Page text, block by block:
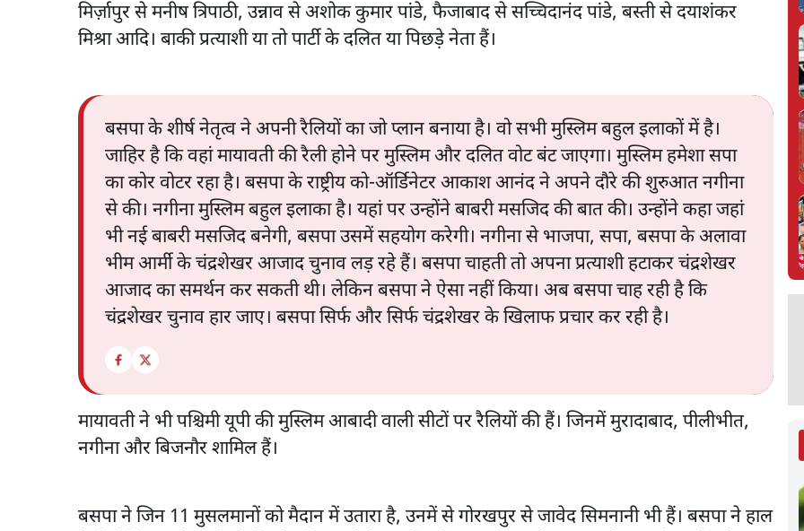
मिर्ज़ापुर से मनीष त्रिपाठी, उन्नाव से अशोक कुमार पांडे, फैजाबाद से सच्चिदानंद पांडे, बस्ती से दयाशंकर
मिश्रा आदि। बाकी प्रत्याशी या तो पार्टी के दलित या पिछड़े नेता हैं।
बसपा के शीर्ष नेतृत्व ने अपनी रैलियों का जो प्लान बनाया है। वो सभी मुस्लिम बहुल इलाकों में है।
जाहिर है कि वहां मायावती की रैली होने पर मुस्लिम और दलित वोट बंट जाएगा। मुस्लिम हमेशा सपा
का कोर वोटर रहा है। बसपा के राष्ट्रीय को-ऑर्डिनेटर आकाश आनंद ने अपने दौरे की शुरुआत नगीना
से की। नगीना मुस्लिम बहुल इलाका है। यहां पर उन्होंने बाबरी मसजिद की बात की। उन्होंने कहा जहां
भी नई बाबरी मसजिद बनेगी, बसपा उसमें सहयोग करेगी। नगीना से भाजपा, सपा, बसपा के अलावा
भीम आर्मी के चंद्रशेखर आजाद चुनाव लड़ रहे हैं। बसपा चाहती तो अपना प्रत्याशी हटाकर चंद्रशेखर
आजाद का समर्थन कर सकती थी। लेकिन बसपा ने ऐसा नहीं किया। अब बसपा चाह रही है कि
चंद्रशेखर चुनाव हार जाए। बसपा सिर्फ और सिर्फ चंद्रशेखर के खिलाफ प्रचार कर रही है।
मायावती ने भी पश्चिमी यूपी की मुस्लिम आबादी वाली सीटों पर रैलियों की हैं। जिनमें मुरादाबाद, पीलीभीत,
नगीना और बिजनौर शामिल हैं।
बसपा ने जिन 11 मुसलमानों को मैदान में उतारा है, उनमें से गोरखपुर से जावेद सिमनानी भी हैं। बसपा ने हाल